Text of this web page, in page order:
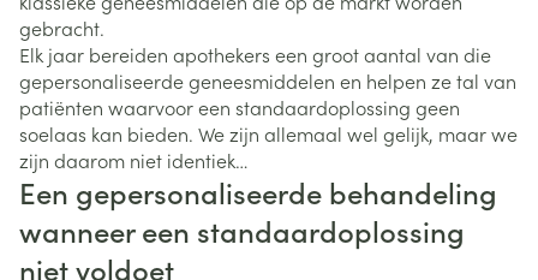
gebracht.
Elk jaar bereiden apothekers een groot aantal van die
gepersonaliseerde geneesmiddelen en helpen ze tal van
patiënten waarvoor een standaardoplossing geen
soelaas kan bieden. We zijn allemaal wel gelijk, maar we
zijn daarom niet identiek…
Een gepersonaliseerde behandeling
wanneer een standaardoplossing
niet voldoet